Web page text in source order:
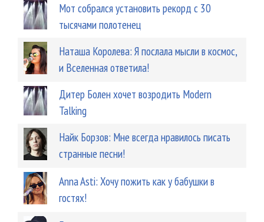
Мот собрался установить рекорд с 30
тысячами полотенец
Наташа Королева: Я послала мысли в космос,
и Вселенная ответила!
Дитер Болен хочет возродить Modern
Talking
Найк Борзов: Мне всегда нравилось писать
странные песни!
Anna Asti: Хочу пожить как у бабушки в
гостях!